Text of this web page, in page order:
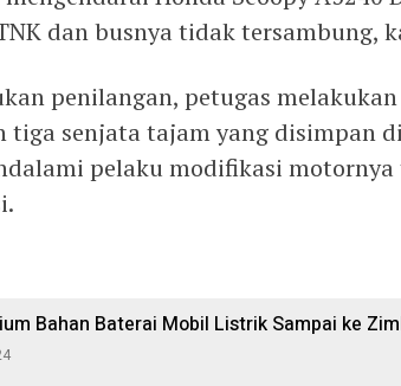
dan busnya tidak tersambung,
penilangan, petugas
tiga senjata tajam yang disimpan
pelaku modifikasi
Bahan Baterai Mobil Listrik Sampai ke